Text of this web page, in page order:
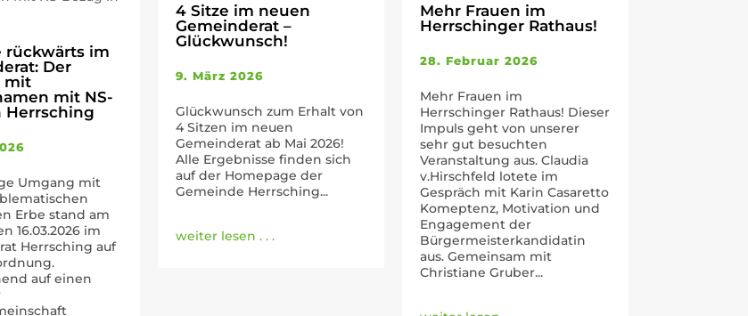
rückwärts im
Der
mit
mit NS-
Herrsching
Umgang mit
Erbe stand am
16.03.2026 im
Herrsching auf
auf einen
4 Sitze im neuen
Gemeinderat –
Glückwunsch!
9. März 2026
Glückwunsch zum Erhalt von
4 Sitzen im neuen
Gemeinderat ab Mai 2026!
Alle Ergebnisse finden sich
auf der Homepage der
Gemeinde Herrsching...
weiter lesen . . .
Mehr Frauen im
Herrschinger Rathaus!
28. Februar 2026
Mehr Frauen im
Herrschinger Rathaus! Dieser
Impuls geht von unserer
sehr gut besuchten
Veranstaltung aus. Claudia
v.Hirschfeld lotete im
Gespräch mit Karin Casaretto
Komeptenz, Motivation und
Engagement der
Bürgermeisterkandidatin
aus. Gemeinsam mit
Christiane Gruber...